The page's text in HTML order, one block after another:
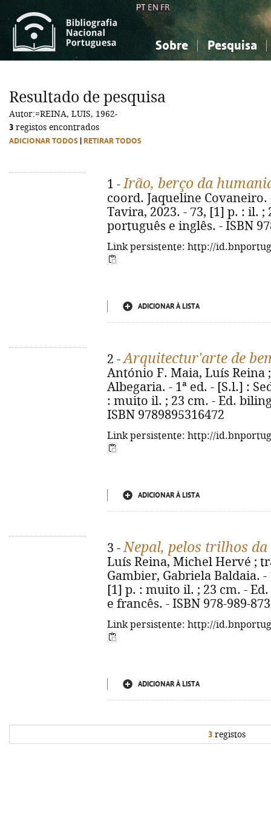
PT EN FR
Sobre Pesquisa
Ciências sociais...
Ciências sociais...
Resultado de pesquisa
Autor:=REINA, LUIS, 1962-
3 registos encontrados
ADICIONAR TODOS RETIRAR TODOS
1 -Irão, berço da
coord. Jaqueline
Tavira, 2023. - 73, [1] p. : il.
português e inglês. - ISBN
Link persistente: http://
ADICIONAR À LISTA
2 -Arquitectur'arte de
António F. Maia, Luís Reina
Albegaria. - 1ª ed. - [S.l.] :
: muito il. ; 23 cm. - Ed.
ISBN 9789895316472
Link persistente: http://
ADICIONAR À LISTA
3 -Nepal, pelos trilhos
Luís Reina, Michel Hervé ;
Gambier, Gabriela Baldaia. -
[1] p. : muito il. ; 23 cm. -
e francês. - ISBN 978-989-
Link persistente: http://
ADICIONAR À LISTA
3 registos